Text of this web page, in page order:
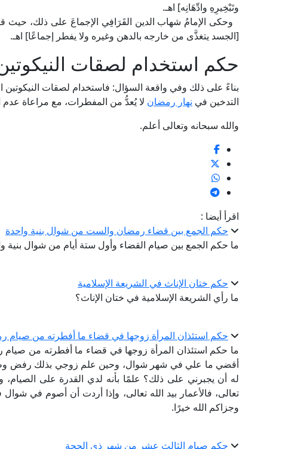
وتَبْخِيرِهِ وادِّهَانِه] اهـ.
[الجسد يتغذَّى من خارجه بالدهن وغيره ولا يفطر إجماعًا] اهـ.
حكم استخدام لصقات
بناءً على ذلك وفي واقعة السؤال: فاستخدام لصقات
التدخين في نهار رمضان لا يُعدُّ من المفطرات، مع مراعاة عدم
والله سبحانه وتعالى أعلم.
اقرأ أيضا :
حكم الجمع بين قضاء رمضان والست من شوال بنية واحدة
ما حكم الجمع بين صيام القضاء وأول ستة أيام من شوال بنية
حكم ختان الإناث في الشريعة الإسلامية
ما رأي الشريعة الإسلامية في ختان الإناث؟
حكم استئذان المرأة زوجها في قضاء ما أفطرته من صيام
ما حكم استئذان المرأة زوجها في قضاء ما أفطرته من
أقضي ما علي في شهر شوال، وحين علم زوجي بذلك رفض
له أن يجبرني على ذلك؟ علمًا بأنه لدي القدرة على الصيام،
تعالى، فالأعمار بيد الله تعالى، وإذا أردت أن أصوم في
وجزاكم الله خيرًا.
حكم صيام الثالث عشر من شهر ذي الحجة